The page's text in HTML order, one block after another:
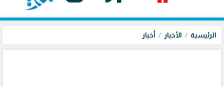
الرئيسية الأخبار أخبار